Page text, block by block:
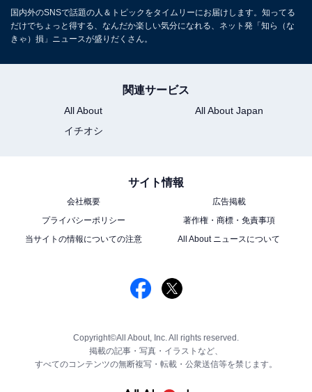
国内外のSNSで話題の人＆トピックをタイムリーにお届けします。知ってる
だけでちょっと得する、なんだか楽しい気分になれる、ネット発「知ら（な
きゃ）損」ニュースが盛りだくさん。
関連サービス
All About
All About Japan
イチオシ
サイト情報
会社概要
広告掲載
プライバシーポリシー
著作権・商標・免責事項
当サイトの情報についての注意
All About ニュースについて
Copyright©All About, Inc. All rights reserved.
掲載の記事・写真・イラストなど、
すべてのコンテンツの無断複写・転載・公衆送信等を禁じます。